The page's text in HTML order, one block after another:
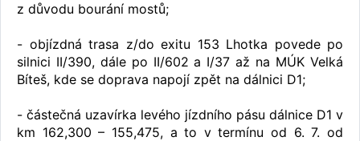
z důvodu bourání mostů;
- objízdná trasa z/do exitu 153 Lhotka povede po
silnici II/390, dále po II/602 a I/37 až na MÚK Velká
Bíteš, kde se doprava napojí zpět na dálnici D1;
- částečná uzavírka levého jízdního pásu dálnice D1 v
km 162,300 – 155,475, a to v termínu od 6. 7. od